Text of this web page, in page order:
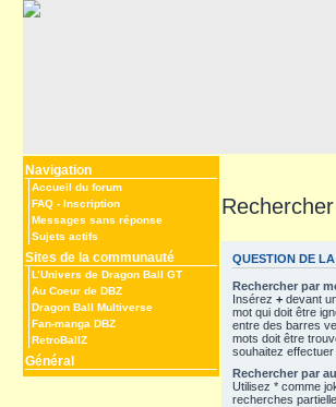
Navigation
Accueil du forum
FAQ - Inscription
Messages sans réponse
Sujets actifs
Sites de la communauté
L’Univers de Dragon Ball GT
Au Coeur de DBZ
Dragon Ball Multiverse
Fan-manga DBZ
RetroBallZ
Général
Rechercher
QUESTION DE
Rechercher par
Insérez + devant
mot qui doit être
entre des barres
mots doit être
souhaitez
Rechercher par
Utilisez * comme
recherches